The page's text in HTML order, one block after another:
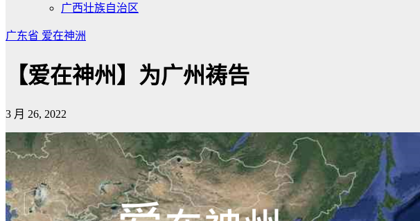
广西壮族自治区
广东省 爱在神洲
【爱在神州】为广州祷告
3 月 26, 2022